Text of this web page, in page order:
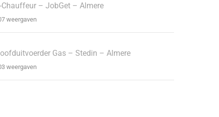
Chauffeur – JobGet – Almere
weergaven
Gas – Stedin – Almere
weergaven